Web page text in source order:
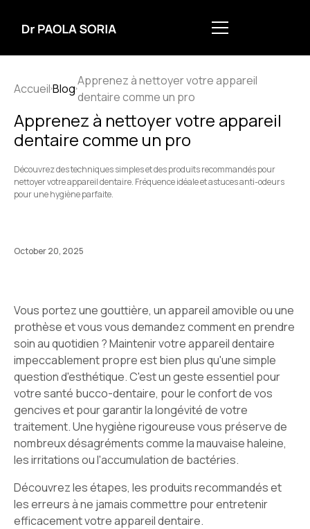
AccueilBlog
Apprenez à nettoyer votre appareil
dentaire comme un pro
Apprenez à nettoyer votre appareil
dentaire comme un pro
Découvrez des techniques simples et des produits recommandés pour
nettoyer votre appareil dentaire. Fréquence idéale et astuces anti-odeurs
pour une hygiène parfaite.
October 20, 2025
Vous portez une gouttière, un appareil amovible ou une
prothèse et vous vous demandez comment en prendre
soin au quotidien ? Maintenir votre appareil dentaire
impeccablement propre est bien plus qu'une simple
question d'esthétique. C'est un geste essentiel pour
votre santé bucco-dentaire, pour le confort de vos
gencives et pour garantir la longévité de votre
traitement. Une hygiène rigoureuse vous préserve de
nombreux désagréments comme la mauvaise haleine,
les irritations ou l'accumulation de bactéries.
Découvrez les étapes, les produits recommandés et
les erreurs à ne jamais commettre pour entretenir
efficacement votre appareil dentaire.